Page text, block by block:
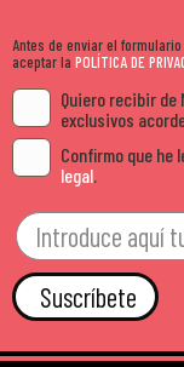
Antes de enviar el
aceptar la POLÍTICA DE
Quiero recibir de
exclusivos
Confirmo que he
legal.
Suscríbete